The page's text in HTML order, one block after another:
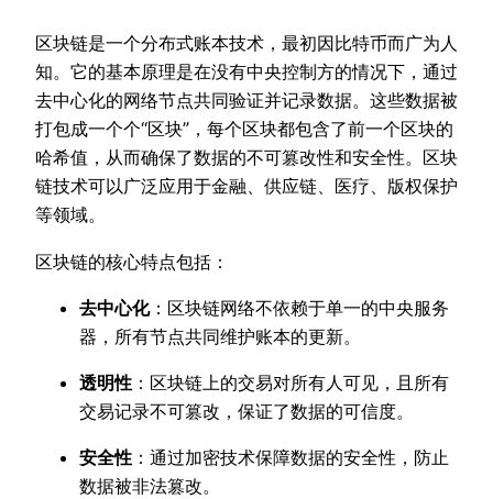
区块链是一个分布式账本技术，最初因比特币而广为人
知。它的基本原理是在没有中央控制方的情况下，通过
去中心化的网络节点共同验证并记录数据。这些数据被
打包成一个个“区块”，每个区块都包含了前一个区块的
哈希值，从而确保了数据的不可篡改性和安全性。区块
链技术可以广泛应用于金融、供应链、医疗、版权保护
等领域。
区块链的核心特点包括：
去中心化：区块链网络不依赖于单一的中央服务
器，所有节点共同维护账本的更新。
透明性 ：区块链上的交易对所有人可见，且所有
交易记录不可篡改，保证了数据的可信度。
安全性 ：通过加密技术保障数据的安全性，防止
数据被非法篡改。